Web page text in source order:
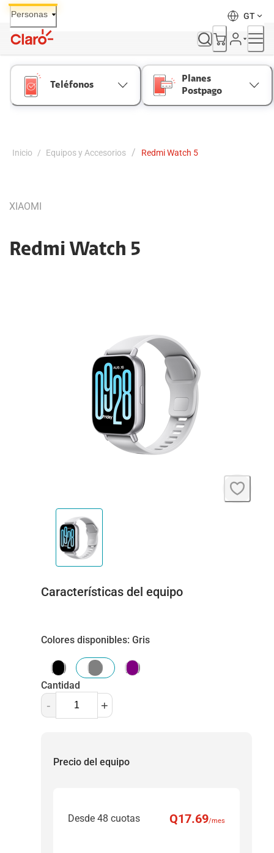
Skip
Content
Personas GT
Teléfonos
Planes
Postpago
Inicio / Equipos y Accesorios / Redmi Watch 5
XIAOMI
Redmi Watch 5
Características del equipo
Colores disponibles: Gris
Cantidad
- +
Precio del equipo
Desde 48 cuotas Q17.69/mes